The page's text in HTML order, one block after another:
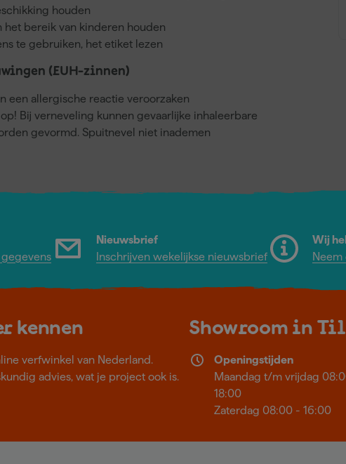
houden
het bereik van kinderen houden
te gebruiken, het etiket lezen
(EUH-zinnen)
een allergische reactie veroorzaken
op! Bij verneveling kunnen gevaarlijke inhaleerbare
gevormd. Spuitnevel niet inademen
Nieuwsbrief
Inschrijven wekelijkse nieuwsbrief
Wij
kennen
verfwinkel van Nederland.
advies, wat je project ook is.
Showroom in
Openingstijden
Maandag t/m vrijdag
18:00
Zaterdag 08:00 - 16:00